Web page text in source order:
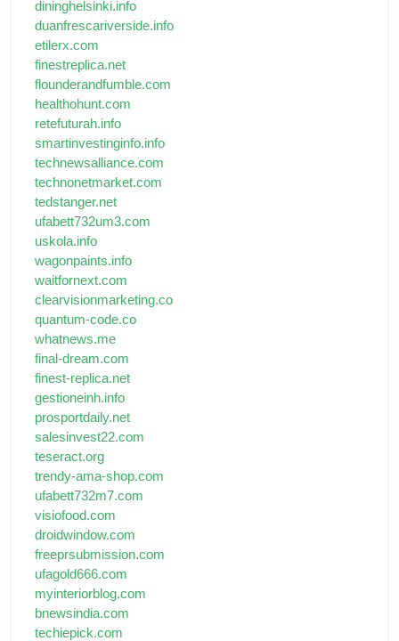
dininghelsinki.info
duanfrescariverside.info
etilerx.com
finestreplica.net
flounderandfumble.com
healthohunt.com
retefuturah.info
smartinvestinginfo.info
technewsalliance.com
technonetmarket.com
tedstanger.net
ufabett732um3.com
uskola.info
wagonpaints.info
waitfornext.com
clearvisionmarketing.co
quantum-code.co
whatnews.me
final-dream.com
finest-replica.net
gestioneinh.info
prosportdaily.net
salesinvest22.com
teseract.org
trendy-ama-shop.com
ufabett732m7.com
visiofood.com
droidwindow.com
freeprsubmission.com
ufagold666.com
myinteriorblog.com
bnewsindia.com
techiepick.com